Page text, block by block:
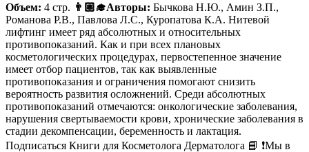
Объем: 4 стр. 👨🏼‍🎓Авторы: Бычкова Н.Ю., Амин З.П.,
Романова Р.В., Павлова Л.С., Куропатова К.А. Нитевой
лифтинг имеет ряд абсолютных и относительных
противопоказаний. Как и при всех плановых
косметологических процедурах, первостепенное значение
имеет отбор пациентов, так как выявленные
противопоказания и ограничения помогают снизить
вероятность развития осложнений. Среди абсолютных
противопоказаний отмечаются: онкологические заболевания,
нарушения свертываемости крови, хронические заболевания в
стадии декомпенсации, беременность и лактация.
Подписаться Книги для Косметолога Дерматолога 📘 ❗️Мы в